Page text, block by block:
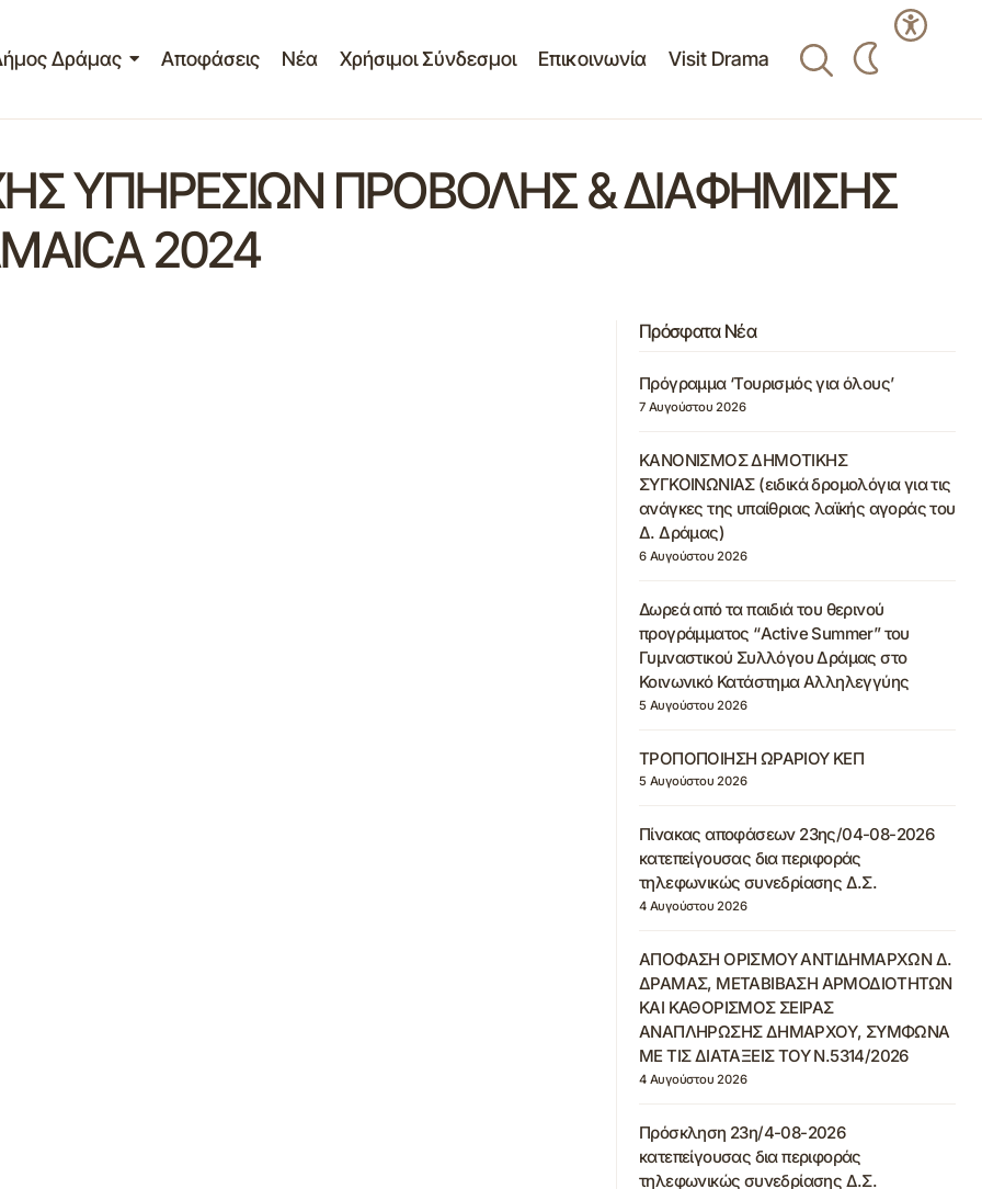
Δράμας Αποφάσεις Νέα Χρήσιμοι Σύνδεσμοι Επικοινωνία Visit Drama
ΥΠΗΡΕΣΙΩΝ ΠΡΟΒΟΛΗΣ & ΔΙΑΦΗΜΙΣΗΣ
2024
Πρόσφατα Νέα
Πρόγραμμα ‘Τουρισμός για όλους’
7 Αυγούστου 2026
ΚΑΝΟΝΙΣΜΟΣ ΔΗΜΟΤΙΚΗΣ
ΣΥΓΚΟΙΝΩΝΙΑΣ (ειδικά δρομολόγια για τις
ανάγκες της υπαίθριας λαϊκής αγοράς του
Δ. Δράμας)
6 Αυγούστου 2026
Δωρεά από τα παιδιά του θερινού
προγράμματος “Active Summer” του
Γυμναστικού Συλλόγου Δράμας στο
Κοινωνικό Κατάστημα Αλληλεγγύης
5 Αυγούστου 2026
ΤΡΟΠΟΠΟΙΗΣΗ ΩΡΑΡΙΟΥ ΚΕΠ
5 Αυγούστου 2026
Πίνακας αποφάσεων 23ης/04-08-2026
κατεπείγουσας δια περιφοράς
τηλεφωνικώς συνεδρίασης Δ.Σ.
4 Αυγούστου 2026
ΑΠΟΦΑΣΗ ΟΡΙΣΜΟΥ ΑΝΤΙΔΗΜΑΡΧΩΝ Δ.
ΔΡΑΜΑΣ, ΜΕΤΑΒΙΒΑΣΗ ΑΡΜΟΔΙΟΤΗΤΩΝ
ΚΑΙ ΚΑΘΟΡΙΣΜΟΣ ΣΕΙΡΑΣ
ΑΝΑΠΛΗΡΩΣΗΣ ΔΗΜΑΡΧΟΥ, ΣΥΜΦΩΝΑ
ΜΕ ΤΙΣ ΔΙΑΤΑΞΕΙΣ ΤΟΥ Ν.5314/2026
4 Αυγούστου 2026
Πρόσκληση 23η/4-08-2026
κατεπείγουσας δια περιφοράς
τηλεφωνικώς συνεδρίασης Δ.Σ.